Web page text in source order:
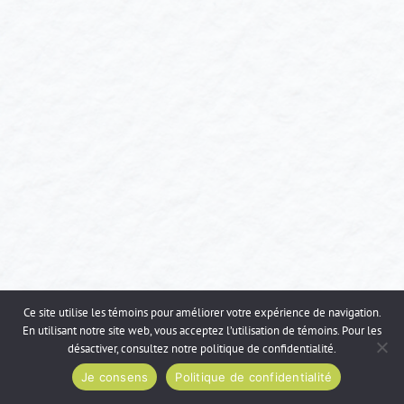
Ce site utilise les témoins pour améliorer votre expérience de navigation.
En utilisant notre site web, vous acceptez l’utilisation de témoins. Pour les
désactiver, consultez notre politique de confidentialité.
Je consens
Politique de confidentialité